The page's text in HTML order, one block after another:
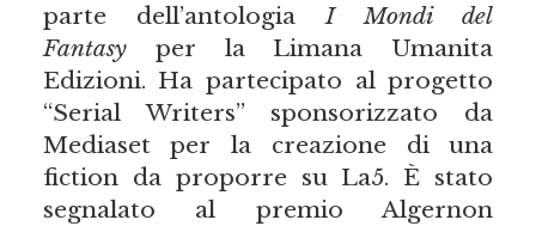
parte dell’antologiaI Mondi del
Fantasyper la Limana Umanita
Edizioni. Ha partecipato al progetto
“Serial Writers” sponsorizzato da
Mediaset per la creazione di una
fiction da proporre su La5. È stato
segnalato al premio Algernon